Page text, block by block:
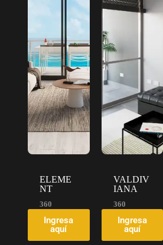
ELEME
NT
360
Ingresa
aquí
VALDIV
IANA
360
Ingresa
aquí